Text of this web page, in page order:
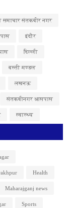
समाचार संतकबीर नगर
इंदौर
दिल्ली
बस्ती मण्डल
लखनऊ
संतकबीनगर आसपास
स्वास्थ्य
Health
Maharajganj news
Sports